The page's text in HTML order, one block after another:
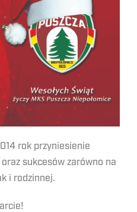
rok przyniesienie
sukcesów zarówno na
i rodzinnej.